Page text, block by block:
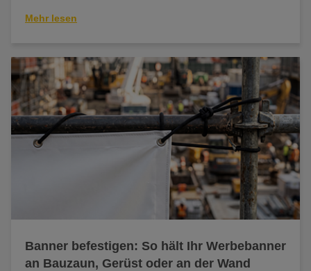
Mehr lesen
Banner befestigen: So hält Ihr Werbebanner
an Bauzaun, Gerüst oder an der Wand